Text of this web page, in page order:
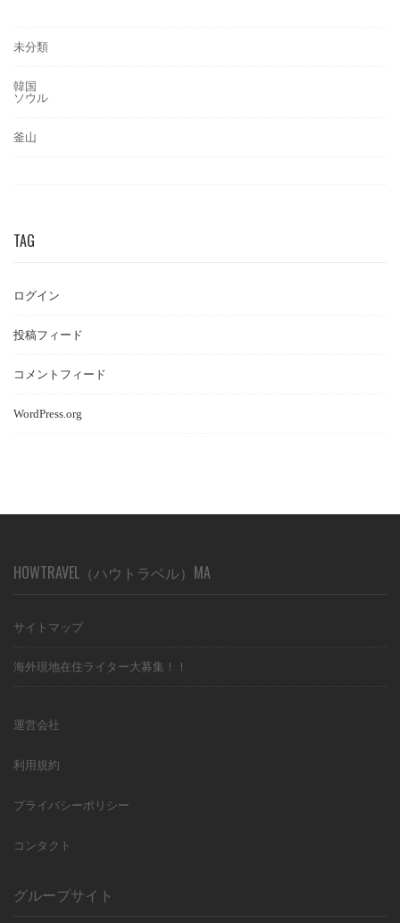
未分類
韓国
ソウル
釜山
TAG
ログイン
投稿フィード
コメントフィード
WordPress.org
HOWTRAVEL（ハウトラベル）MA
サイトマップ
海外現地在住ライター大募集！！
運営会社
利用規約
プライバシーポリシー
コンタクト
グループサイト